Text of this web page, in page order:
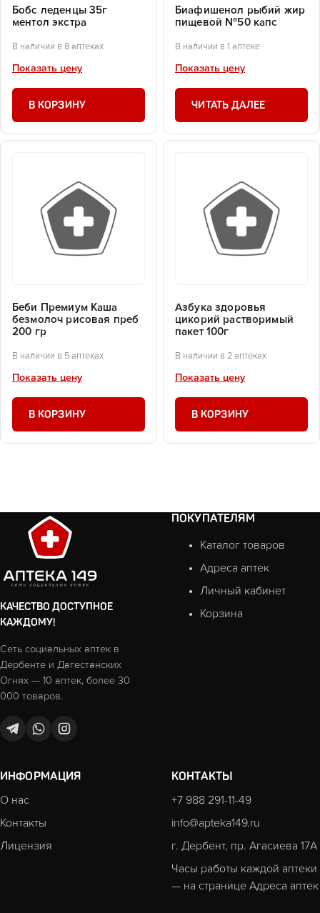
Бобс леденцы 35г
ментол экстра
В наличии в 8 аптеках
Показать цену
В КОРЗИНУ
Биафишенол рыбий жир
пищевой №50 капс
В наличии в 1 аптеке
Показать цену
ЧИТАТЬ ДАЛЕЕ
Беби Премиум Каша
безмолоч рисовая преб
200 гр
В наличии в 5 аптеках
Показать цену
В КОРЗИНУ
Азбука здоровья
цикорий растворимый
пакет 100г
В наличии в 2 аптеках
Показать цену
В КОРЗИНУ
КАЧЕСТВО ДОСТУПНОЕ
КАЖДОМУ!
Сеть социальных аптек в
Дербенте и Дагестанских
Огнях — 10 аптек, более 30
000 товаров.
ПОКУПАТЕЛЯМ
Каталог товаров
Адреса аптек
Личный кабинет
Корзина
ИНФОРМАЦИЯ
О нас
Контакты
Лицензия
КОНТАКТЫ
+7 988 291-11-49
info@apteka149.ru
г. Дербент, пр. Агасиева 17А
Часы работы каждой аптеки
— на странице Адреса аптек